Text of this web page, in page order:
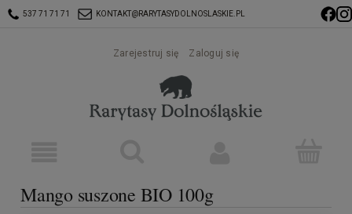
537 71 71 71 KONTAKT@RARYTASYDOLNOSLASKIE.PL
Zarejestruj się Zaloguj się
Mango suszone BIO 100g